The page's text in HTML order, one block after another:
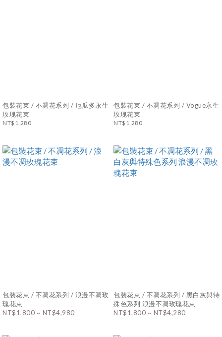
包裝花束 / 不凋花系列 / 厄瓜多永生
玫瑰花束
NT$1,280
包裝花束 / 不凋花系列 / Vogue永生
玫瑰花束
NT$1,280
包裝花束 / 不凋花系列 / 浪漫不凋玫
瑰花束
NT$1,800 ~ NT$4,980
包裝花束 / 不凋花系列 / 黑白灰與特
殊色系列 浪漫不凋玫瑰花束
NT$1,800 ~ NT$4,280